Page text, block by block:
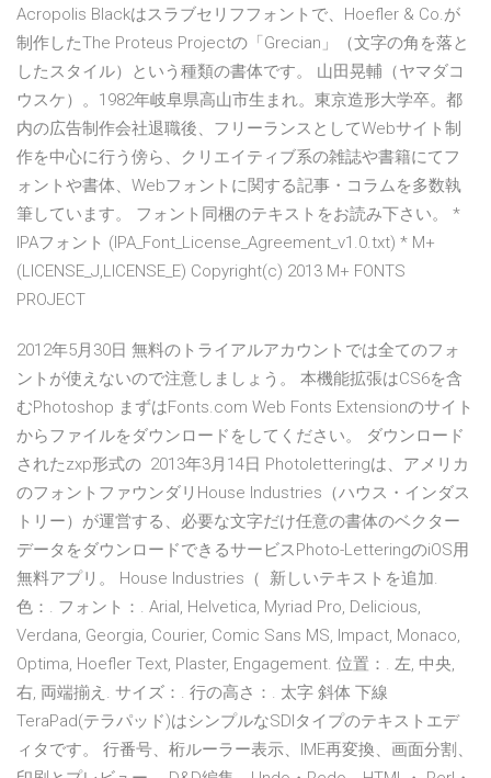
Acropolis Blackはスラブセリフフォントで、Hoefler & Co.が
制作したThe Proteus Projectの「Grecian」（文字の角を落と
したスタイル）という種類の書体です。 山田晃輔（ヤマダコ
ウスケ）。1982年岐阜県高山市生まれ。東京造形大学卒。都
内の広告制作会社退職後、フリーランスとしてWebサイト制
作を中心に行う傍ら、クリエイティブ系の雑誌や書籍にてフ
ォントや書体、Webフォントに関する記事・コラムを多数執
筆しています。 フォント同梱のテキストをお読み下さい。 *
IPAフォント (IPA_Font_License_Agreement_v1.0.txt) * M+
(LICENSE_J,LICENSE_E) Copyright(c) 2013 M+ FONTS
PROJECT
2012年5月30日 無料のトライアルアカウントでは全てのフォ
ントが使えないので注意しましょう。 本機能拡張はCS6を含
むPhotoshop まずはFonts.com Web Fonts Extensionのサイト
からファイルをダウンロードをしてください。 ダウンロード
されたzxp形式の 2013年3月14日 Photoletteringは、アメリカ
のフォントファウンダリHouse Industries（ハウス・インダス
トリー）が運営する、必要な文字だけ任意の書体のベクター
データをダウンロードできるサービスPhoto-LetteringのiOS用
無料アプリ。 House Industries（ 新しいテキストを追加.
色：. フォント：. Arial, Helvetica, Myriad Pro, Delicious,
Verdana, Georgia, Courier, Comic Sans MS, Impact, Monaco,
Optima, Hoefler Text, Plaster, Engagement. 位置：. 左, 中央,
右, 両端揃え. サイズ：. 行の高さ：. 太字 斜体 下線
TeraPad(テラパッド)はシンプルなSDIタイプのテキストエデ
ィタです。 行番号、桁ルーラー表示、IME再変換、画面分割、